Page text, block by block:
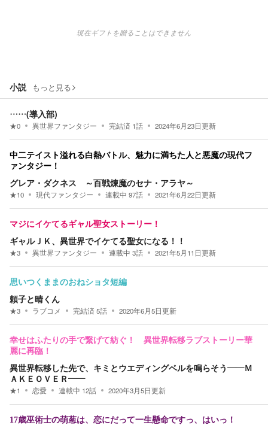
現在ギフトを贈ることはできません
小説 もっと見る
……(導入部)
★0 異世界ファンタジー 完結済 1話 2024年6月23日更新
中二テイスト溢れる白熱バトル、魅力に満ちた人と悪魔の現代フ
ァンタジー！
グレア・ダクネス ～百戦煉魔のセナ・アラヤ～
★10 現代ファンタジー 連載中 97話 2021年6月22日更新
マジにイケてるギャル聖女ストーリー！
ギャルＪＫ、異世界でイケてる聖女になる！！
★3 異世界ファンタジー 連載中 3話 2021年5月11日更新
思いつくままのおねショタ短編
頼子と晴くん
★3 ラブコメ 完結済5話 2020年6月5日更新
幸せはふたりの手で繋げて紡ぐ！ 異世界転移ラブストーリー華
麗に再臨！
異世界転移した先で、キミとウエディングベルを鳴らそう――Ｍ
ＡＫＥＯＶＥＲ――
★1 恋愛 連載中 12話 2020年3月5日更新
17歳巫術士の萌葱は、恋にだって一生懸命ですっ、はいっ！